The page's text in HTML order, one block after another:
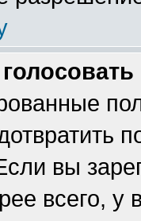
вы
всего,